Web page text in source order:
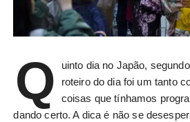
Q
uinto dia no Japão,
roteiro do dia foi um tanto
coisas que tínhamos
dando certo. A dica é não se